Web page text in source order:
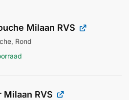
Milaan RVS
Rond
Milaan RVS